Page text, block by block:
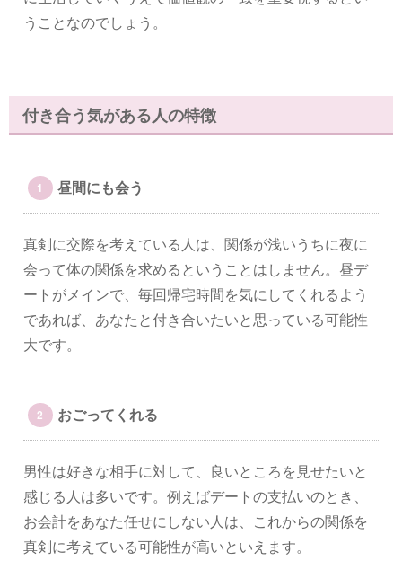
うことなのでしょう。
付き合う気がある人の特徴
昼間にも会う
真剣に交際を考えている人は、関係が浅いうちに夜に
会って体の関係を求めるということはしません。昼デ
ートがメインで、毎回帰宅時間を気にしてくれるよう
であれば、あなたと付き合いたいと思っている可能性
大です。
おごってくれる
男性は好きな相手に対して、良いところを見せたいと
感じる人は多いです。例えばデートの支払いのとき、
お会計をあなた任せにしない人は、これからの関係を
真剣に考えている可能性が高いといえます。